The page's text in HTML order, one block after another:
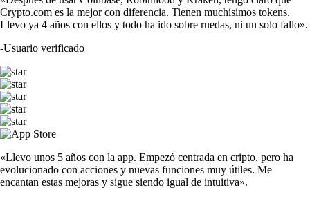
Crypto.com es la mejor con diferencia. Tienen muchísimos tokens.
Llevo ya 4 años con ellos y todo ha ido sobre ruedas, ni un solo fallo».
-Usuario verificado
«Llevo unos 5 años con la app. Empezó centrada en cripto, pero ha
evolucionado con acciones y nuevas funciones muy útiles. Me
encantan estas mejoras y sigue siendo igual de intuitiva».